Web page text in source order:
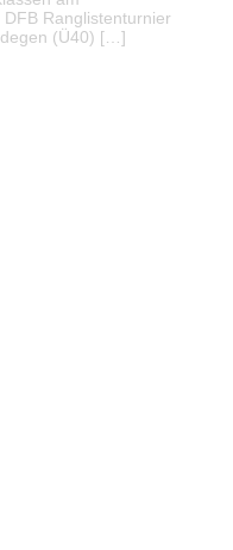
Ranglistenturnier
(Ü40) […]